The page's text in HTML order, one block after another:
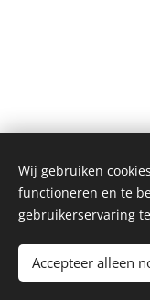
©
Mogelijk
Wij gebruiken
functioneren en te
gebruikerservaring
Accepteer alleen